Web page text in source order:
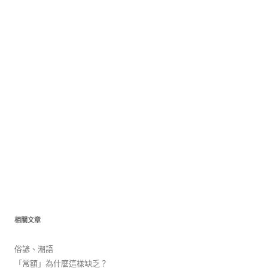
相關文章
俗諺、潮語
「常額」為什麼這樣缺乏？